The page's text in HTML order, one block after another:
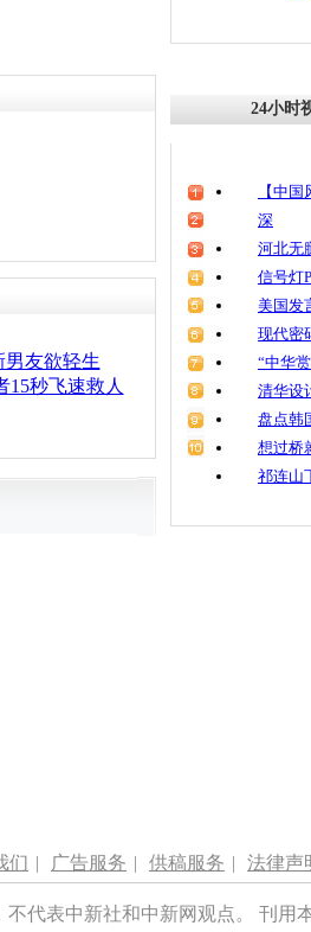
男友欲轻生
15秒飞速救人
24小时
【中
深
河北无
信号灯
美国发
现代密
“中华
清华设
盘点韩
想过桥
祁连山
们 | 广告服务 | 供稿服务 | 法律声
代表中新社和中新网观点。 刊用